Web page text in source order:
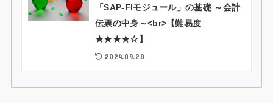
「SAP-FIモジュール」の基礎 ～会計
伝票の中身～<br>【難易度
★★★★☆】
2024.09.20